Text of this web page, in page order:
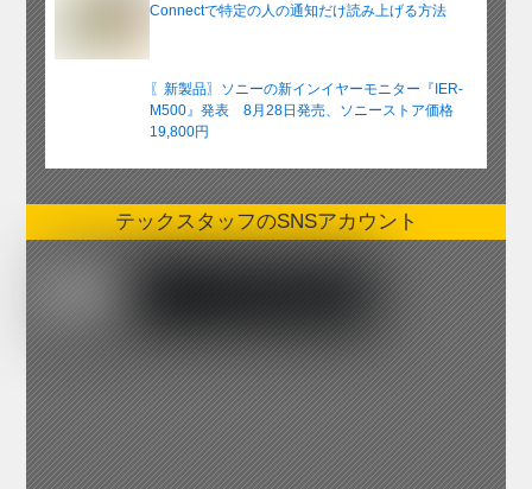
Connectで特定の人の通知だけ読み上げる方法
〖新製品〗ソニーの新インイヤーモニター『IER-
M500』発表 8月28日発売、ソニーストア価格
19,800円
テックスタッフのSNSアカウント